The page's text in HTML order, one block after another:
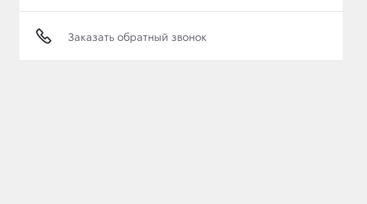
Заказать обратный звонок